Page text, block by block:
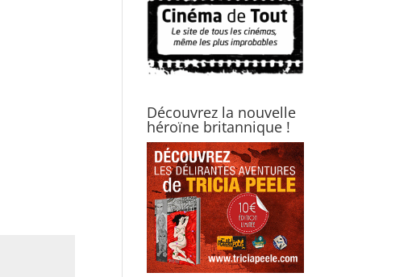
Découvrez la nouvelle
héroïne britannique !